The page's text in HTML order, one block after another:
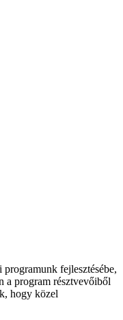
fejlesztésébe,
a program résztvevőiből
hogy közel